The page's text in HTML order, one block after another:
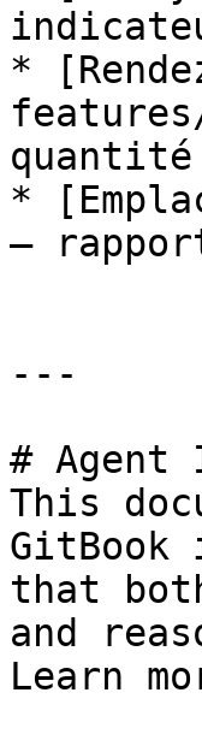
*
*
—
---
# Agent
This
GitBook
that
and
Learn